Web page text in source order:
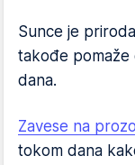
Sunce je
takođe pomaže
dana.
Zavese na
tokom dana